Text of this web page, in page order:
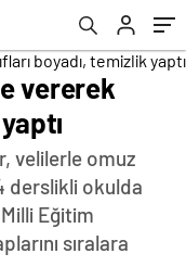
vererek
velilerle omuz
derslikli okulda
Eğitim
sıralara